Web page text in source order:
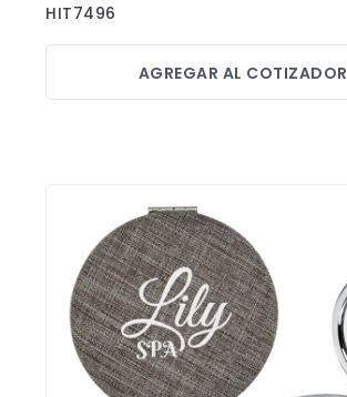
HIT7496
AGREGAR AL COTIZADOR